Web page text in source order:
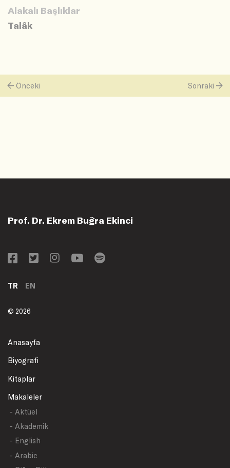
Alakalı Başlıklar
Talâk
Önceki Sonraki
Prof. Dr. Ekrem Buğra Ekinci
TR EN
© 2026
Anasayfa
Biyografi
Kitaplar
Makaleler
- Aktüel
- Akademik
- English
- Arabic